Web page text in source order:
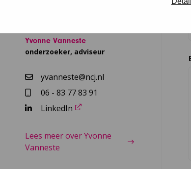
Yvonne Vanneste
onderzoeker, adviseur
yvanneste@ncj.nl
06 - 83 77 83 91
LinkedIn
Lees meer over Yvonne
Vanneste